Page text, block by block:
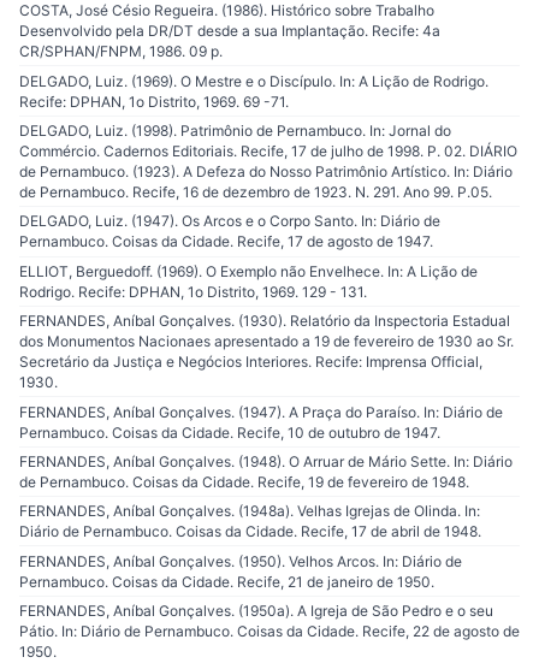
COSTA, José Césio Regueira. (1986). Histórico sobre Trabalho
Desenvolvido pela DR/DT desde a sua Implantação. Recife: 4a
CR/SPHAN/FNPM, 1986. 09 p.
DELGADO, Luiz. (1969). O Mestre e o Discípulo. In: A Lição de Rodrigo.
Recife: DPHAN, 1o Distrito, 1969. 69 -71.
DELGADO, Luiz. (1998). Patrimônio de Pernambuco. In: Jornal do
Commércio. Cadernos Editoriais. Recife, 17 de julho de 1998. P. 02. DIÁRIO
de Pernambuco. (1923). A Defeza do Nosso Patrimônio Artístico. In: Diário
de Pernambuco. Recife, 16 de dezembro de 1923. N. 291. Ano 99. P.05.
DELGADO, Luiz. (1947). Os Arcos e o Corpo Santo. In: Diário de
Pernambuco. Coisas da Cidade. Recife, 17 de agosto de 1947.
ELLIOT, Berguedoff. (1969). O Exemplo não Envelhece. In: A Lição de
Rodrigo. Recife: DPHAN, 1o Distrito, 1969. 129 - 131.
FERNANDES, Aníbal Gonçalves. (1930). Relatório da Inspectoria Estadual
dos Monumentos Nacionaes apresentado a 19 de fevereiro de 1930 ao Sr.
Secretário da Justiça e Negócios Interiores. Recife: Imprensa Official,
1930.
FERNANDES, Aníbal Gonçalves. (1947). A Praça do Paraíso. In: Diário de
Pernambuco. Coisas da Cidade. Recife, 10 de outubro de 1947.
FERNANDES, Aníbal Gonçalves. (1948). O Arruar de Mário Sette. In: Diário
de Pernambuco. Coisas da Cidade. Recife, 19 de fevereiro de 1948.
FERNANDES, Aníbal Gonçalves. (1948a). Velhas Igrejas de Olinda. In:
Diário de Pernambuco. Coisas da Cidade. Recife, 17 de abril de 1948.
FERNANDES, Aníbal Gonçalves. (1950). Velhos Arcos. In: Diário de
Pernambuco. Coisas da Cidade. Recife, 21 de janeiro de 1950.
FERNANDES, Aníbal Gonçalves. (1950a). A Igreja de São Pedro e o seu
Pátio. In: Diário de Pernambuco. Coisas da Cidade. Recife, 22 de agosto de
1950.